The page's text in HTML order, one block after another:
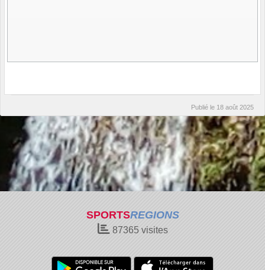
Publié le 18 août 2025
SPORTSREGIONS
87365visites